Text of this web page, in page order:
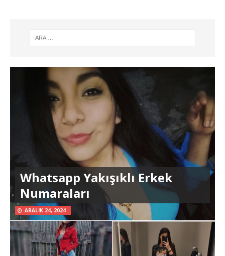
Whatsapp Yakışıklı Erkek
Numaraları
ARALIK 24, 2024